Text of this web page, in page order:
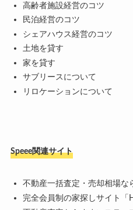
高齢者施設経営のコツ
民泊経営のコツ
シェアハウス経営のコツ
土地を貸す
家を貸す
サブリースについて
リロケーションについて
Speee関連サイト
不動産一括査定・売却相場な
完全会員制の家探しサイト「